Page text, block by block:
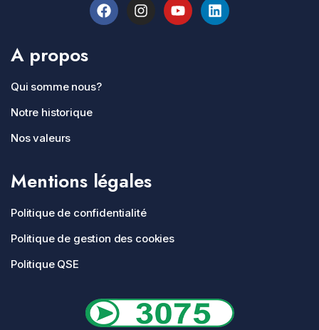
A propos
Qui somme nous?
Notre historique
Nos valeurs
Mentions légales
Politique de confidentialité
Politique de gestion des cookies
Politique QSE